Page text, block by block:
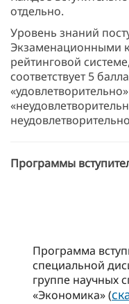
отдельно.
Уровень знаний
Экзаменационными
рейтинговой
соответствует 5
Программы
Программа
специальной
группе научных
«Экономика» (